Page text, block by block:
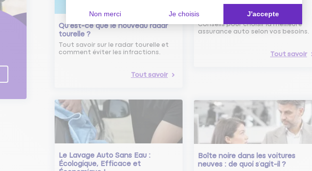
Qu'est-ce que le nouveau radar
tourelle ?
Tout savoir sur le radar tourelle et
comment éviter les infractions.
Tout savoir
Comment bien choisir son
assurance auto ?
Conseils pour choisir la meilleure
assurance auto selon vos besoins.
Tout savoir
Le Lavage Auto Sans Eau :
Écologique, Efficace et
Boîte noire dans les voitures
neuves : de quoi s’agit-il ?
Non merci Je choisis J'accepte